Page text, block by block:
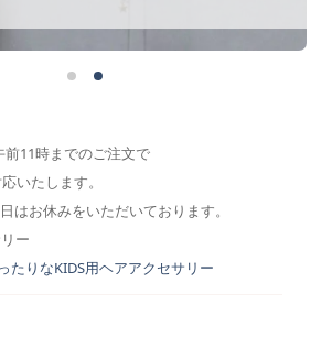
前11時までのご注文で
いたします。
はお休みをいただいております。
ー
たりなKIDS用ヘアアクセサリー